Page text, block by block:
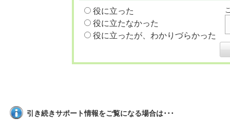
役に立った
役に立たなかった
役に立ったが、わかりづらかった
引き続きサポート情報をご覧になる場合は･･･